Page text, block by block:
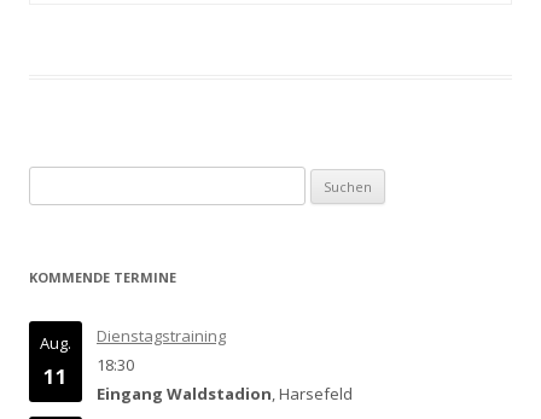
nach:
KOMMENDE TERMINE
Aug.
11
Dienstagstraining
18:30
Eingang Waldstadion, Harsefeld